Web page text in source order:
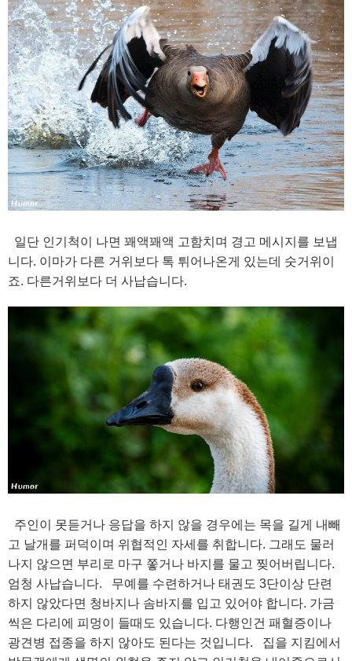
일단 인기척이 나면 꽤액꽤액 고함치며 경고 메시지를 보냅
니다. 이마가 다른 거위보다 톡 튀어나온게 있는데 숫거위이
죠. 다른거위보다 더 사납습니다.
주인이 못듣거나 응답을 하지 않을 경우에는 목을 길게 내빼
고 날개를 퍼덕이며 위협적인 자세를 취합니다. 그래도 물러
나지 않으면 부리로 마구 쫗거나 바지를 물고 찢어버립니다.
엄청 사납습니다. 무예를 수련하거나 태권도 3단이상 단련
하지 않았다면 청바지나 솜바지를 입고 있어야 합니다. 가금
씩은 다리에 피멍이 들때도 있습니다. 다행인건 패혈증이나
광견병 접종을 하지 않아도 된다는 것입니다. 집을 지킴에서